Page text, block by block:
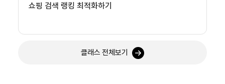
쇼핑 검색 랭킹 최적화하기
클래스 전체보기